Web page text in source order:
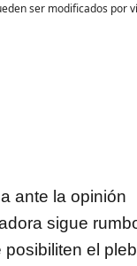
ser modificados por
ante la opinión
sigue
el